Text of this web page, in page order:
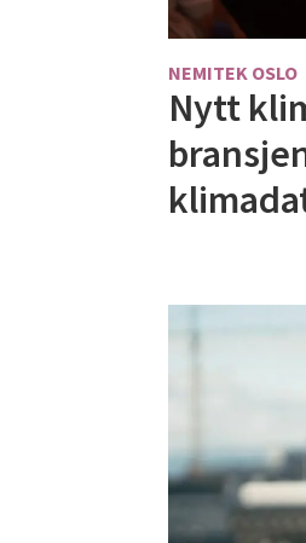
NEMITEK OSLO
Nytt